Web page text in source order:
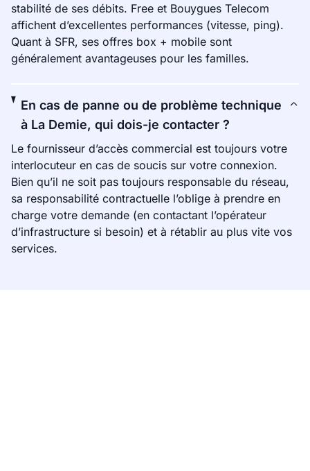
stabilité de ses débits. Free et Bouygues Telecom
affichent d’excellentes performances (vitesse, ping).
Quant à SFR, ses offres box + mobile sont
généralement avantageuses pour les familles.
En cas de panne ou de problème technique
à La Demie, qui dois-je contacter ?
Le fournisseur d’accès commercial est toujours votre
interlocuteur en cas de soucis sur votre connexion.
Bien qu’il ne soit pas toujours responsable du réseau,
sa responsabilité contractuelle l’oblige à prendre en
charge votre demande (en contactant l’opérateur
d’infrastructure si besoin) et à rétablir au plus vite vos
services.